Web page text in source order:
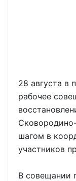
28 августа в
рабочее
шагом в
участников
В совещании